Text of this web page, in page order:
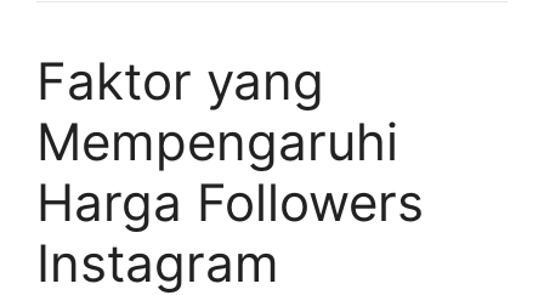
Faktor yang
Mempengaruhi
Harga Followers
Instagram